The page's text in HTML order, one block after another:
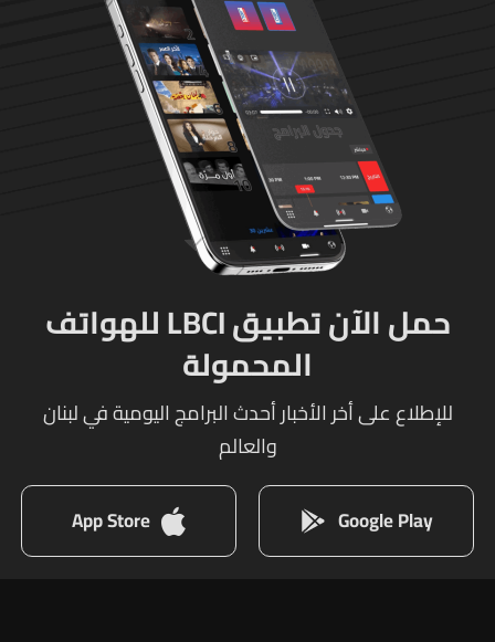
حمل الآن تطبيق LBCI للهواتف
المحمولة
للإطلاع على أخر الأخبار أحدث البرامج اليومية في لبنان
والعالم
Google Play
App Store